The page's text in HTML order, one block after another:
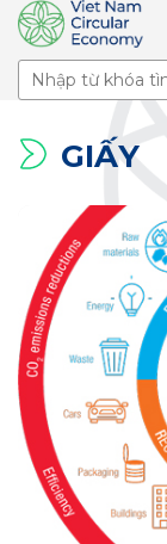
GIẤY